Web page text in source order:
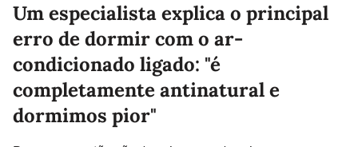
Um especialista explica o principal
erro de dormir com o ar-
condicionado ligado: "é
completamente antinatural e
dormimos pior"